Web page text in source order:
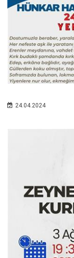
24.04.2024